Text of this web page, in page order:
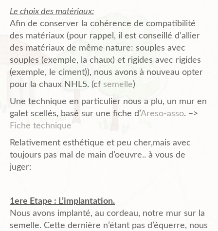
Le choix des matériaux:
Afin de conserver la cohérence de compatibilité
des matériaux (pour rappel, il est conseillé d’allier
des matériaux de même nature: souples avec
souples (exemple, la chaux) et rigides avec rigides
(exemple, le ciment)), nous avons à nouveau opter
pour la chaux NHL5. (cf semelle)
Une technique en particulier nous a plu, un mur en
galet scellés, basé sur une fiche d’Areso-asso. –>
Fiche technique
Relativement esthétique et peu cher,mais avec
toujours pas mal de main d’oeuvre.. à vous de
juger:
1ere Etape : L’implantation.
Nous avons implanté, au cordeau, notre mur sur la
semelle. Cette dernière n’étant pas d’équerre, nous